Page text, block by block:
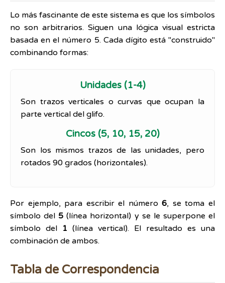
Lo más fascinante de este sistema es que los símbolos
no son arbitrarios. Siguen una lógica visual estricta
basada en el número 5. Cada dígito está "construido"
combinando formas:
Unidades (1-4)
Son trazos verticales o curvas que ocupan la
parte vertical del glifo.
Cincos (5, 10, 15, 20)
Son los mismos trazos de las unidades, pero
rotados 90 grados (horizontales).
Por ejemplo, para escribir el número6, se toma el
símbolo del 5 (línea horizontal) y se le superpone el
símbolo del 1 (línea vertical). El resultado es una
combinación de ambos.
Tabla de Correspondencia